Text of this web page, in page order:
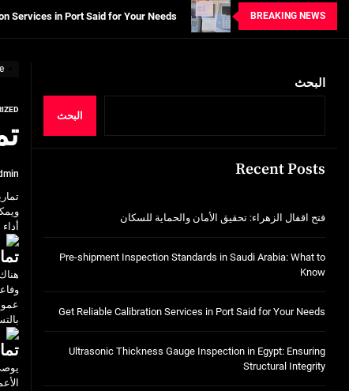
BREAKING NEWS
in Egypt: Ensuring Structural Integrity
in Saudi Arabia: What to Know
Services in Port Said for Your Needs
in Egypt: Ensuring Structural Integrity
خدمات شركة الجوهرة كلين المتميزة
البحث
البحث
Recent Posts
فتح اقفال الزهراء: تحقيق الأمان والحماية للسكان
Pre-shipment Inspection Standards in Saudi Arabia: What to
Know
Get Reliable Calibration Services in Port Said for Your Needs
Ultrasonic Thickness Gauge Inspection in Egypt: Ensuring
Structural Integrity